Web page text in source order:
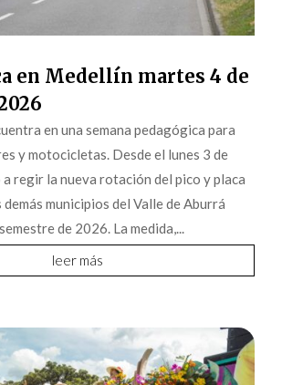
en Medellín martes 4 de
en una semana pedagógica para
y motocicletas. Desde el lunes 3 de
regir la nueva rotación del pico y placa
municipios del Valle de Aburrá
de 2026. La medida,...
leer más